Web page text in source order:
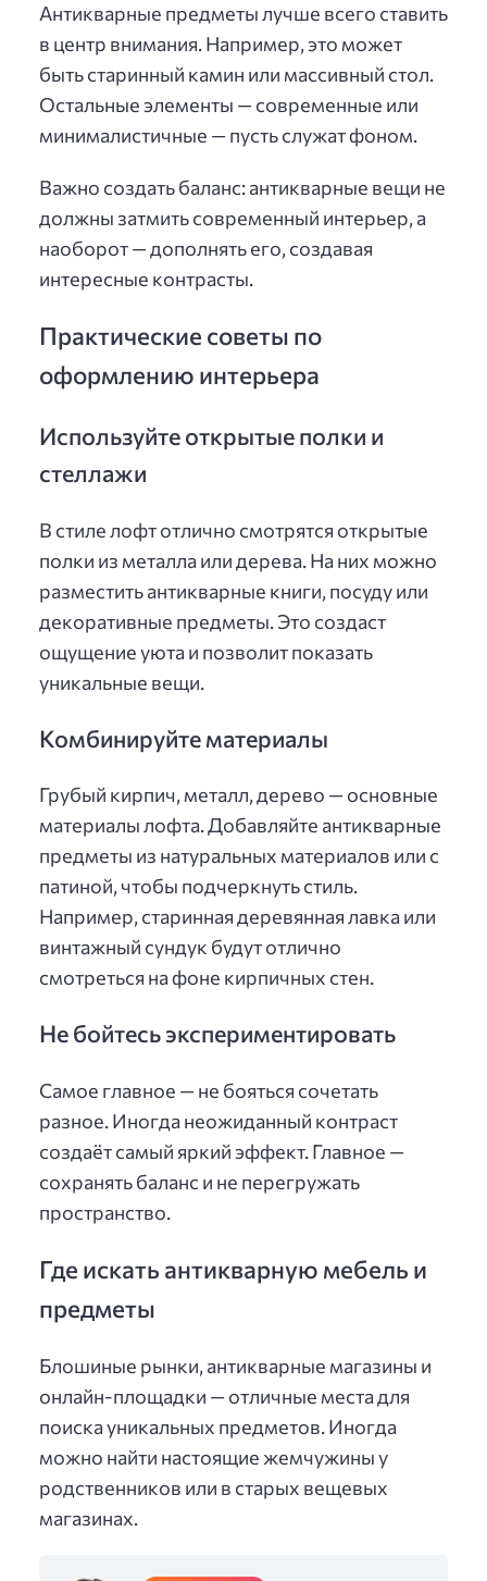
Антикварные предметы лучше всего ставить
в центр внимания. Например, это может
быть старинный камин или массивный стол.
Остальные элементы — современные или
минималистичные — пусть служат фоном.
Важно создать баланс: антикварные вещи не
должны затмить современный интерьер, а
наоборот — дополнять его, создавая
интересные контрасты.
Практические советы по
оформлению интерьера
Используйте открытые полки и
стеллажи
В стиле лофт отлично смотрятся открытые
полки из металла или дерева. На них можно
разместить антикварные книги, посуду или
декоративные предметы. Это создаст
ощущение уюта и позволит показать
уникальные вещи.
Комбинируйте материалы
Грубый кирпич, металл, дерево — основные
материалы лофта. Добавляйте антикварные
предметы из натуральных материалов или с
патиной, чтобы подчеркнуть стиль.
Например, старинная деревянная лавка или
винтажный сундук будут отлично
смотреться на фоне кирпичных стен.
Не бойтесь экспериментировать
Самое главное — не бояться сочетать
разное. Иногда неожиданный контраст
создаёт самый яркий эффект. Главное —
сохранять баланс и не перегружать
пространство.
Где искать антикварную мебель и
предметы
Блошиные рынки, антикварные магазины и
онлайн-площадки — отличные места для
поиска уникальных предметов. Иногда
можно найти настоящие жемчужины у
родственников или в старых вещевых
магазинах.